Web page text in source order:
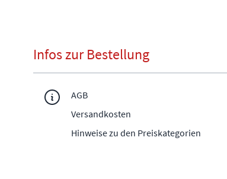
Infos zur Bestellung
AGB
Versandkosten
Hinweise zu den Preiskategorien